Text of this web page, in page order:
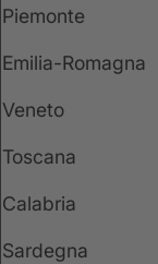
Piemonte
Emilia-Romagna
Veneto
Toscana
Calabria
Sardegna